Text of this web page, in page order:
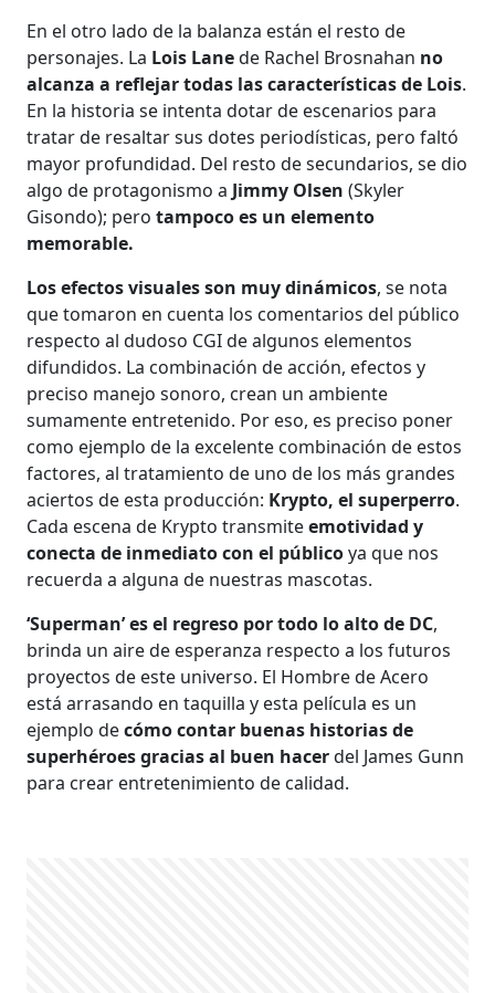
En el otro lado de la balanza están el resto de
personajes. La Lois Lanede Rachel Brosnahan no
alcanza a reflejar todas las características de Lois.
En la historia se intenta dotar de escenarios para
tratar de resaltar sus dotes periodísticas, pero faltó
mayor profundidad. Del resto de secundarios, se dio
algo de protagonismo a Jimmy Olsen (Skyler
Gisondo); perotampoco es un elemento
memorable.
Los efectos visuales son muy dinámicos, se nota
que tomaron en cuenta los comentarios del público
respecto al dudoso CGI de algunos elementos
difundidos. La combinación de acción, efectos y
preciso manejo sonoro, crean un ambiente
sumamente entretenido. Por eso, es preciso poner
como ejemplo de la excelente combinación de estos
factores, al tratamiento de uno de los más grandes
aciertos de esta producción: Krypto, el superperro.
Cada escena de Krypto transmiteemotividad y
conecta de inmediato con el públicoya que nos
recuerda a alguna de nuestras mascotas.
‘Superman’ es el regreso por todo lo alto de DC,
brinda un aire de esperanza respecto a los futuros
proyectos de este universo. El Hombre de Acero
está arrasando en taquilla y esta película es un
ejemplo decómo contar buenas historias de
superhéroes gracias al buen hacerdel James Gunn
para crear entretenimiento de calidad.